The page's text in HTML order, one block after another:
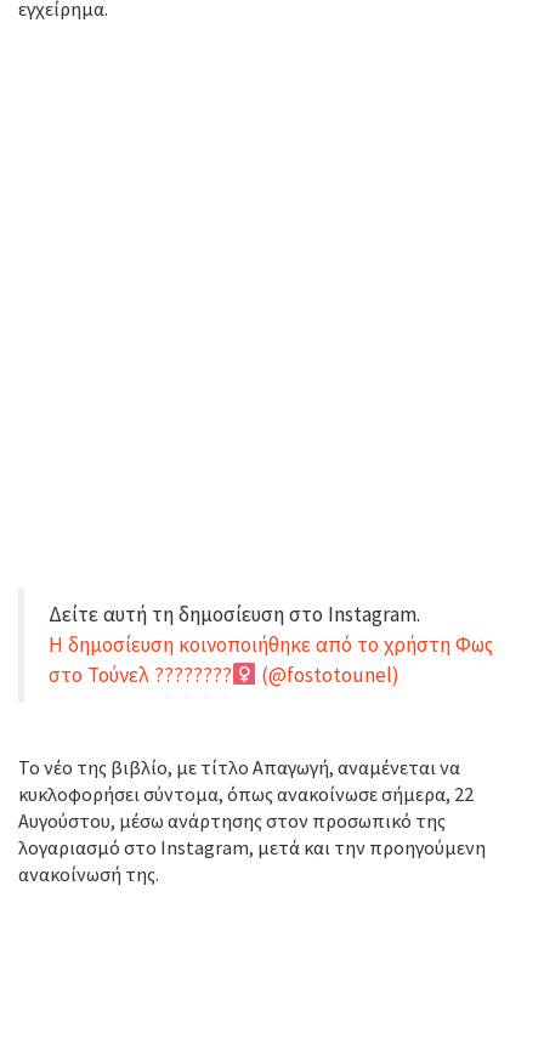
εγχείρημα.
Δείτε αυτή τη δημοσίευση στο Instagram.
Η δημοσίευση κοινοποιήθηκε από το χρήστη Φως
στο Τούνελ ????????‍
(@fostotounel)
Το νέο της βιβλίο, με τίτλο Απαγωγή, αναμένεται να
κυκλοφορήσει σύντομα, όπως ανακοίνωσε σήμερα, 22
Αυγούστου, μέσω ανάρτησης στον προσωπικό της
λογαριασμό στο Instagram, μετά και την προηγούμενη
ανακοίνωσή της.